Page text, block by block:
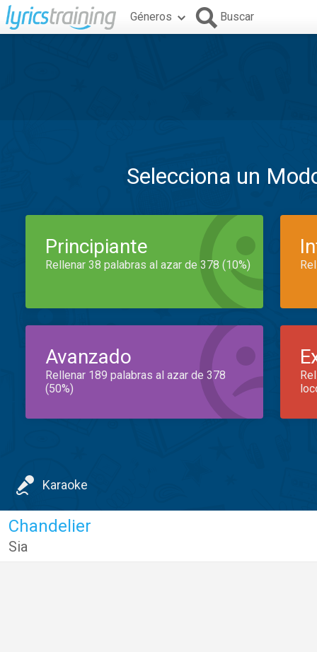
Géneros Buscar
Selecciona un
Principiante
Rellenar 38 palabras al azar de 378 (10%)
Avanzado
Rellenar 189 palabras al azar de 378
(50%)
Karaoke
Chandelier
Sia